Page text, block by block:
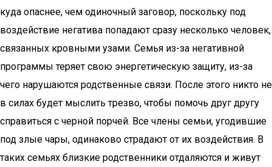
куда опаснее, чем одиночный заговор, поскольку под
воздействие негатива попадают сразу несколько человек,
связанных кровными узами. Семья из-за негативной
программы теряет свою энергетическую защиту, из-за
чего нарушаются родственные связи. После этого никто не
в силах будет мыслить трезво, чтобы помочь друг другу
справиться с черной порчей. Все члены семьи, угодившие
под злые чары, одинаково страдают от их воздействия. В
таких семьях близкие родственники отдаляются и живут